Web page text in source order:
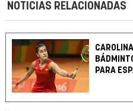
NOTICIAS RELACIONADAS
PARA